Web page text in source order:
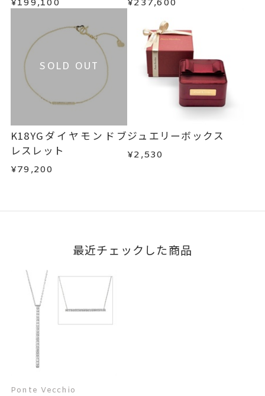
¥199,100 ¥237,600
SOLD OUT
K18YGダイヤモンドブ
レスレット
¥79,200
ジュエリーボックス
¥2,530
最近チェックした商品
Ponte Vecchio